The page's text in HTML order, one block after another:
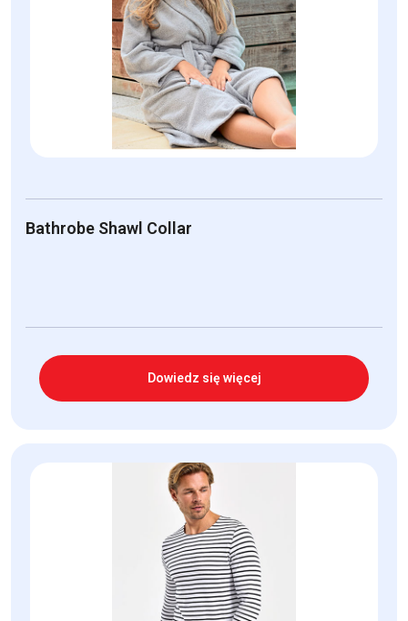
Bathrobe Shawl Collar
Dowiedz się więcej